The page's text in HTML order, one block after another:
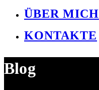
ÜBER MICH
KONTAKTE
Blog